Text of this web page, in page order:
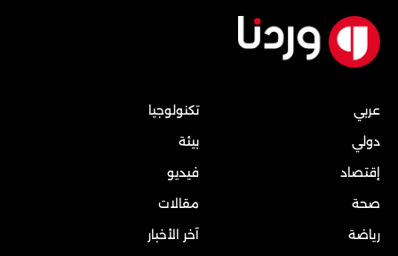
عربي
دولي
إقتصاد
صحة
رياضة
تكنولوجيا
بيئة
فيديو
مقالات
آخر الأخبار